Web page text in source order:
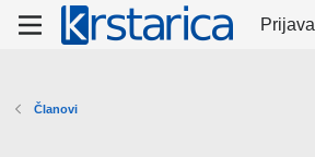
Prijava
Članovi